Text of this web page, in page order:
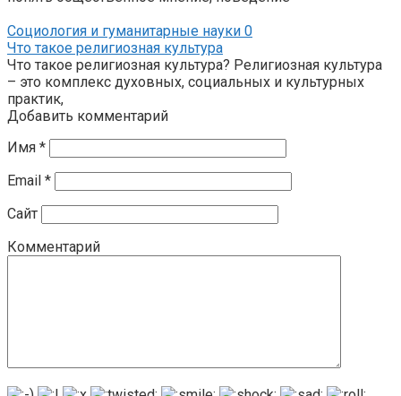
Социология и гуманитарные науки 0
Что такое религиозная культура
Что такое религиозная культура? Религиозная культура
– это комплекс духовных, социальных и культурных
практик,
Добавить комментарий
Имя *
Email *
Сайт
Комментарий